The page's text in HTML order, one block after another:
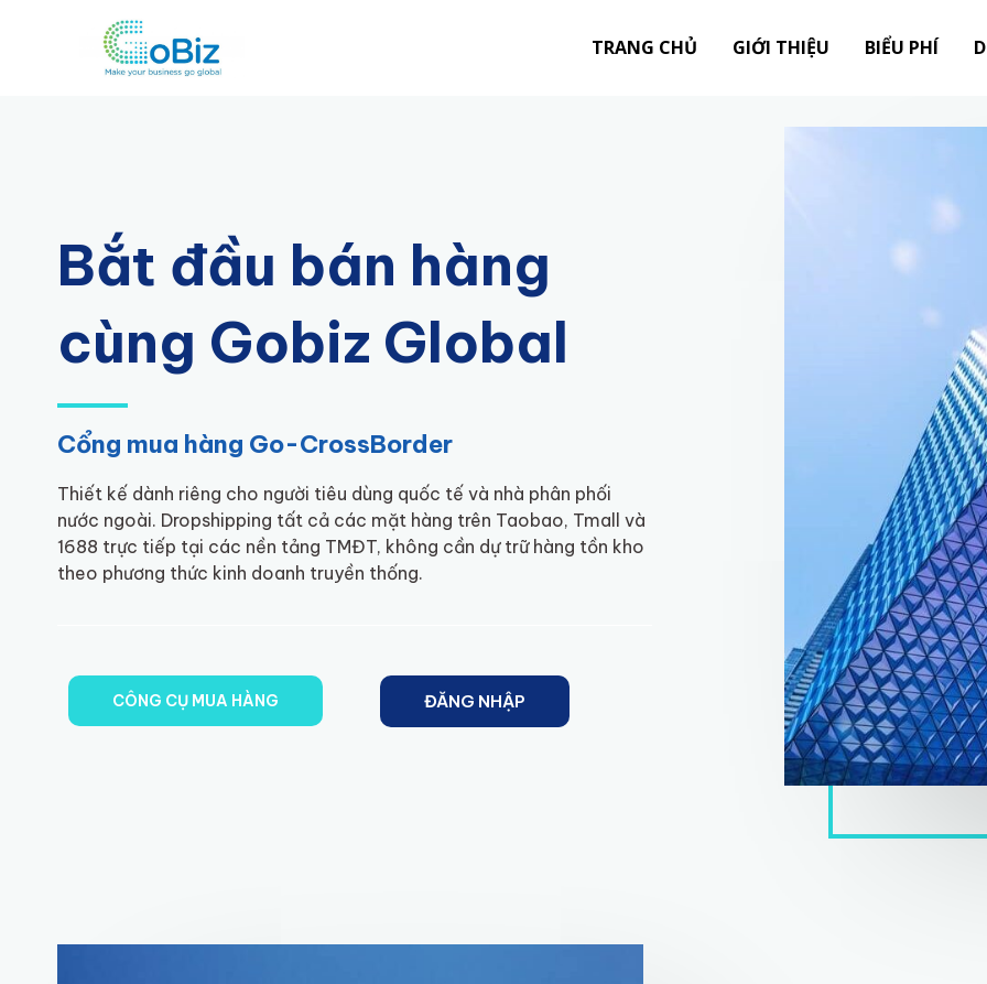
TRANG CHỦ GIỚI THIỆU BIỂU PHÍ
Bắt đầu bán hàng
cùng Gobiz Global
Cổng mua hàng Go-CrossBorder
Thiết kế dành riêng cho người tiêu dùng quốc tế và nhà phân phối
nước ngoài. Dropshipping tất cả các mặt hàng trên Taobao, Tmall và
1688 trực tiếp tại các nền tảng TMĐT, không cần dự trữ hàng tồn kho
theo phương thức kinh doanh truyền thống.
CÔNG CỤ MUA HÀNG ĐĂNG NHẬP